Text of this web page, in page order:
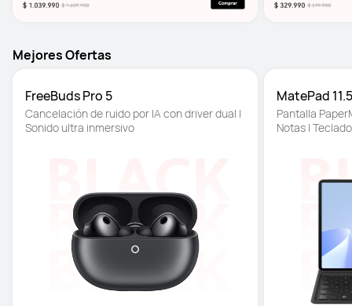
Mejores Ofertas
FreeBuds Pro 5
Cancelación de ruido por IA con driver dual |
Sonido ultra inmersivo
MatePad
Pantalla
Notas |